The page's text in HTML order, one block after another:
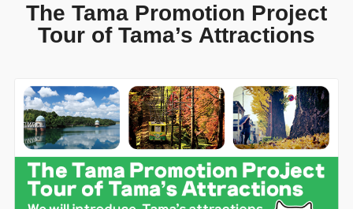
The Tama Promotion Project
Tour of Tama’s Attractions